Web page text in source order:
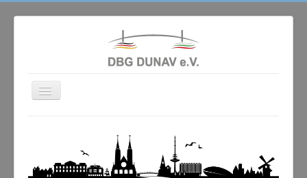
Превключи
навигация
Сдружението
Училище